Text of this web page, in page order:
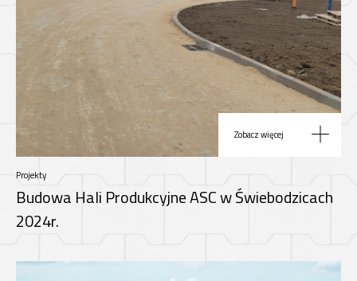
Zobacz więcej
Projekty
Budowa Hali Produkcyjne ASC w Świebodzicach
2024r.